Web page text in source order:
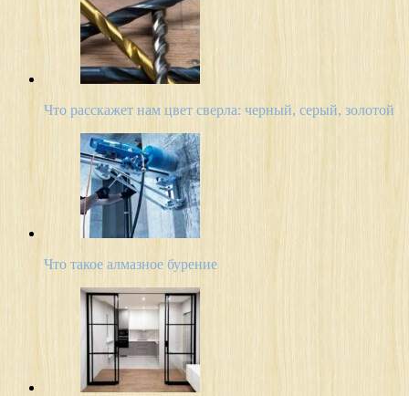
Что расскажет нам цвет сверла: черный, серый, золотой
Что такое алмазное бурение